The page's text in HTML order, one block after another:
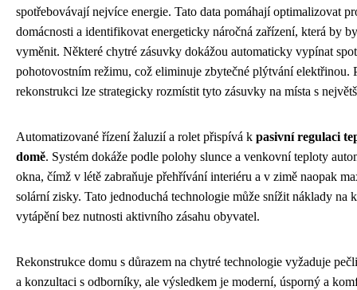
spotřebovávají nejvíce energie. Tato data pomáhají optimalizovat
domácnosti a identifikovat energeticky náročná zařízení, která by
vyměnit. Některé chytré zásuvky dokážou automaticky vypínat
pohotovostním režimu, což eliminuje zbytečné plýtvání elektřinou.
rekonstrukci lze strategicky rozmístit tyto zásuvky na místa s
Automatizované řízení žaluzií a rolet přispívá k pasivní regulaci
domě. Systém dokáže podle polohy slunce a venkovní teploty
okna, čímž v létě zabraňuje přehřívání interiéru a v zimě naopak
solární zisky. Tato jednoduchá technologie může snížit náklady na
vytápění bez nutnosti aktivního zásahu obyvatel.
Rekonstrukce domu s důrazem na chytré technologie vyžaduje
a konzultaci s odborníky, ale výsledkem je moderní, úsporný a